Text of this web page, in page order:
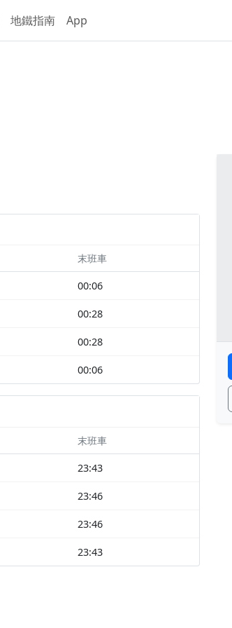
地鐵指南 App
末班車
00:06
00:28
00:28
00:06
末班車
23:43
23:46
23:46
23:43